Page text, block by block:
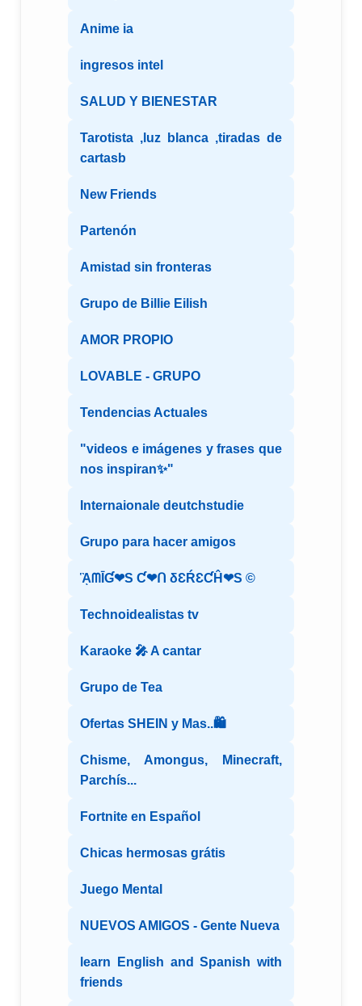
Anime ia
ingresos intel
SALUD Y BIENESTAR
Tarotista ,luz blanca ,tiradas de
cartasb
New Friends
Partenón
Amistad sin fronteras
Grupo de Billie Eilish
AMOR PROPIO
LOVABLE - GRUPO
Tendencias Actuales
"videos e imágenes y frases que
nos inspiran✨"
Internaionale deutchstudie
Grupo para hacer amigos
ᾋᗰĪƓ❤S Ƈ❤ᑎ δƐŔƐƇĤ❤S ©️
Technoidealistas tv
Karaoke 🎤 A cantar
Grupo de Tea
Ofertas SHEIN y Mas..🛍️
Chisme, Amongus, Minecraft,
Parchís...
Fortnite en Español
Chicas hermosas grátis
Juego Mental
NUEVOS AMIGOS - Gente Nueva
learn English and Spanish with
friends